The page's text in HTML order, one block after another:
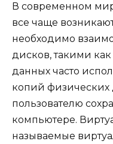
В современном
все чаще
необходимо
дисков, такими
данных часто
копий физических
пользователю
компьютере.
называемые